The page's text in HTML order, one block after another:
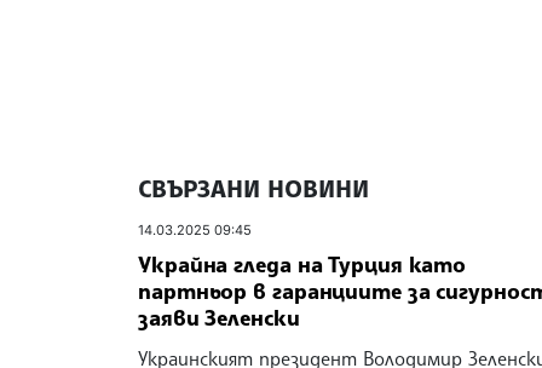
СВЪРЗАНИ НОВИНИ
14.03.2025 09:45
Украйна гледа на Турция като
партньор в гаранциите за
заяви Зеленски
Украинският президент Володимир